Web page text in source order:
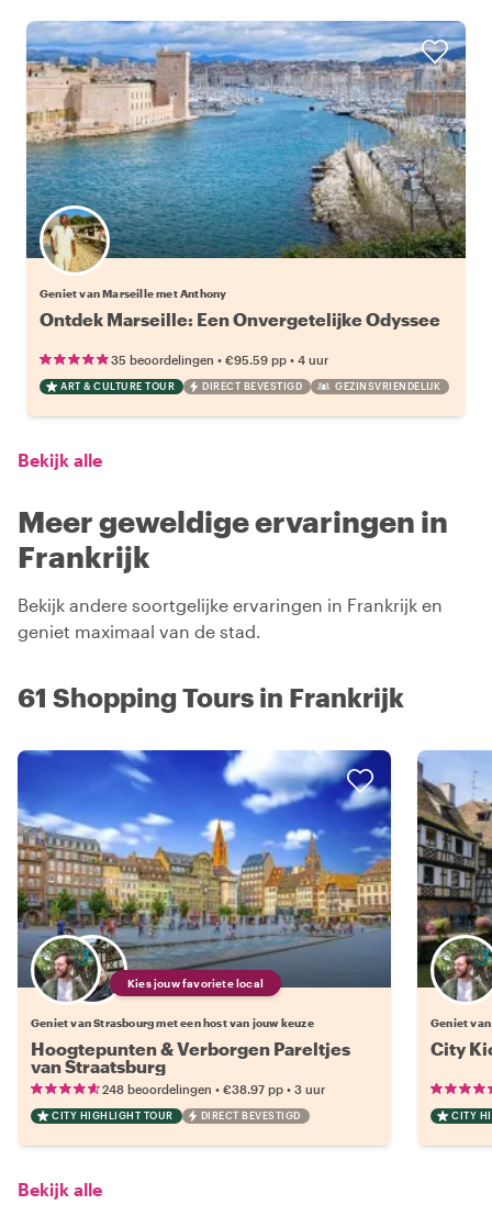
Geniet van Marseille met Anthony
Ontdek Marseille: Een Onvergetelijke Odyssee
35 beoordelingen • €95.59 pp • 4 uur
ART & CULTURE TOUR DIRECT BEVESTIGD GEZINSVRIENDELIJK
Bekijk alle
Meer geweldige ervaringen in
Frankrijk
Bekijk andere soortgelijke ervaringen in Frankrijk en
geniet maximaal van de stad.
61 Shopping Tours in Frankrijk
Kies jouw favoriete local
Geniet van Strasbourg met een host van jouw keuze
Hoogtepunten & Verborgen Pareltjes
van Straatsburg
248 beoordelingen • €38.97 pp • 3 uur
CITY HIGHLIGHT TOUR DIRECT BEVESTIGD
Geniet
City
CITY
Bekijk alle